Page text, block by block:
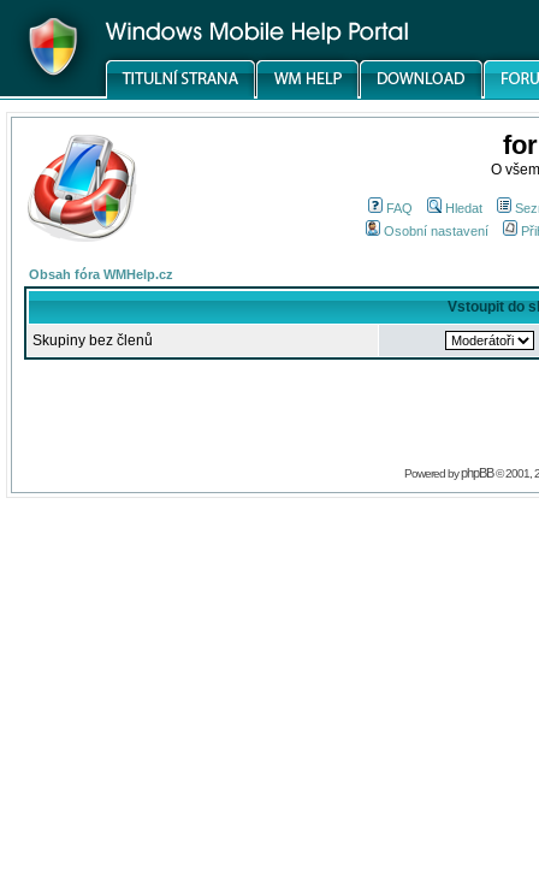
O
FAQ Hledat
Osobní nastavení
Obsah fóra WMHelp.cz
Vstoupit do
Skupiny bez členů
Powered byphpBB© 2001,